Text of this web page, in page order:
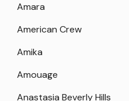
Amara
American Crew
Amika
Amouage
Anastasia Beverly Hills